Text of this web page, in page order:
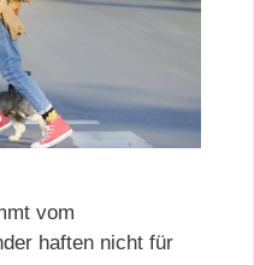
vom
haften nicht für